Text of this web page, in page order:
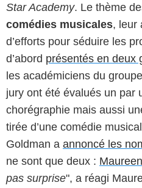
Star Academy. Le thème
comédies musicales, leur
d’efforts pour séduire les
d’abord présentés en deux
les académiciens du
jury ont été évalués un par
chorégraphie mais aussi
tirée d’une comédie
Goldman a annoncé les
ne sont que deux : Maureen
pas surprise", a réagi